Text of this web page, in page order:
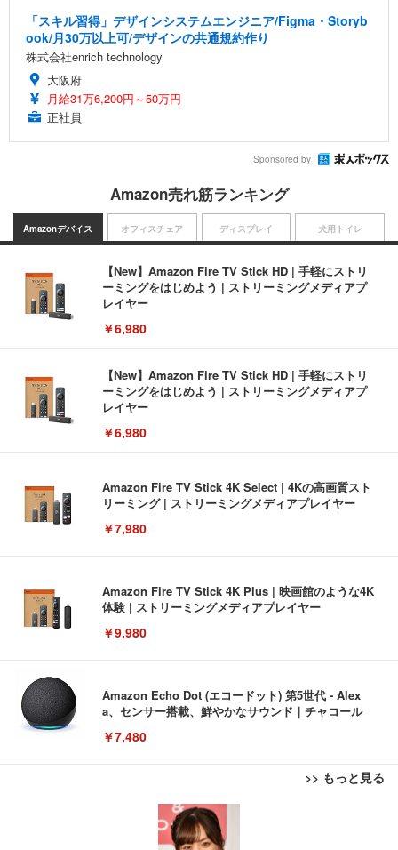
「スキル習得」デザインシステムエンジニア/Figma・Storyb
ook/月30万以上可/デザインの共通規約作り
株式会社enrich technology
大阪府
月給31万6,200円～50万円
正社員
Sponsored by
Amazon売れ筋ランキング
Amazonデバイス
【New】Amazon Fire TV Stick HD | 手軽にストリ
ーミングをはじめよう | ストリーミングメディアプ
レイヤー
￥6,980
【New】Amazon Fire TV Stick HD | 手軽にストリ
ーミングをはじめよう | ストリーミングメディアプ
レイヤー
￥6,980
Amazon Fire TV Stick 4K Select | 4Kの高画質スト
リーミング | ストリーミングメディアプレイヤー
￥7,980
Amazon Fire TV Stick 4K Plus | 映画館のような4K
体験 | ストリーミングメディアプレイヤー
￥9,980
Amazon Echo Dot (エコードット) 第5世代 - Alex
a、センサー搭載、鮮やかなサウンド｜チャコール
￥7,480
>> もっと見る
オフィスチェア
[EdoErgo] オフィスチェア 椅子 テレワーク 疲れな
い 跳ね上げ式アームレスト コンパクト 約105度ロッ
キング pc 事務椅子 360度回転 座面昇降 強化ナイロ
ディスプレイ
EIZO ビジネス向けプレミアムモニター | FlexScan
EV3240X-WT | 31.5型4K UHD・USB Type-C・ホワ
犬用トイレ
Amazonベーシック ペットシーツ 薄型 レギュラー 1
回使い捨て 無香料 ホワイト 300枚